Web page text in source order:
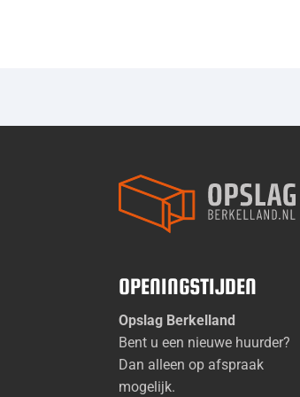
OPENINGSTIJDEN
Opslag Berkelland
Bent u een nieuwe huurder?
Dan alleen op afspraak
mogelijk.